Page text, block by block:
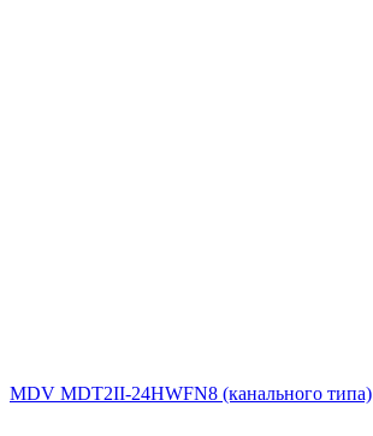
MDV MDT2II-24HWFN8 (канального типа)